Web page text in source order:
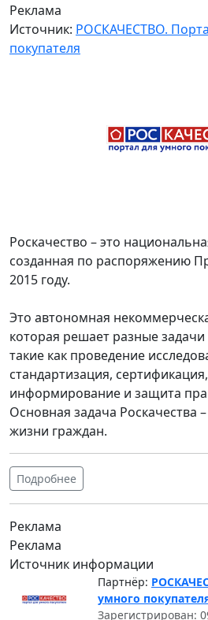
Реклама
Источник: РОСКАЧЕСТВО.
покупателя
Роскачество – это
созданная по распоряжению
2015 году.
Это автономная
которая решает разные задачи
такие как проведение
стандартизация,
информирование и защита
Основная задача Роскачества
жизни граждан.
Подробнее
Реклама
Реклама
Источник информации
Партнёр:
умного
Зарегистрирован: